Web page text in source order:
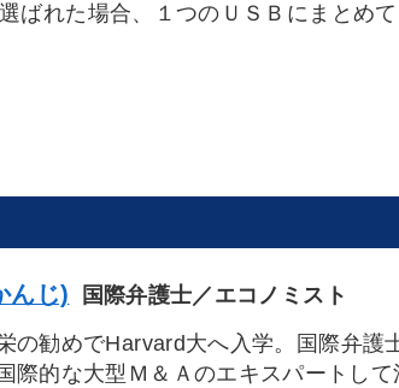
ばれた場合、１つのＵＳＢにまとめて
んじ)
国際弁護士／エコノミスト
の勧めでHarvard大へ入学。国際弁護
際的な大型Ｍ＆Ａのエキスパートし